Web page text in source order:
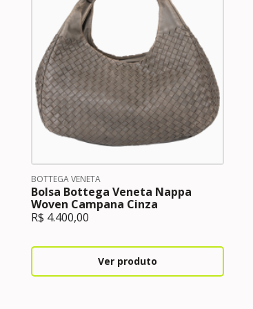
BOTTEGA VENETA
Bolsa Bottega Veneta Nappa
Woven Campana Cinza
R$ 4.400,00
Ver produto